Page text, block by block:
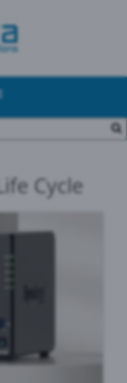
Cycle